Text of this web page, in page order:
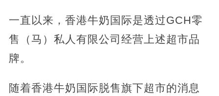
一直以来，香港牛奶国际是透过GCH零
售（马）私人有限公司经营上述超市品
牌。
随着香港牛奶国际脱售旗下超市的消息